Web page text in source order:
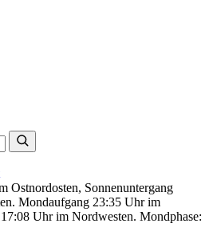
Ostnordosten, Sonnenuntergang
Mondaufgang 23:35 Uhr im
Uhr im Nordwesten. Mondphase: